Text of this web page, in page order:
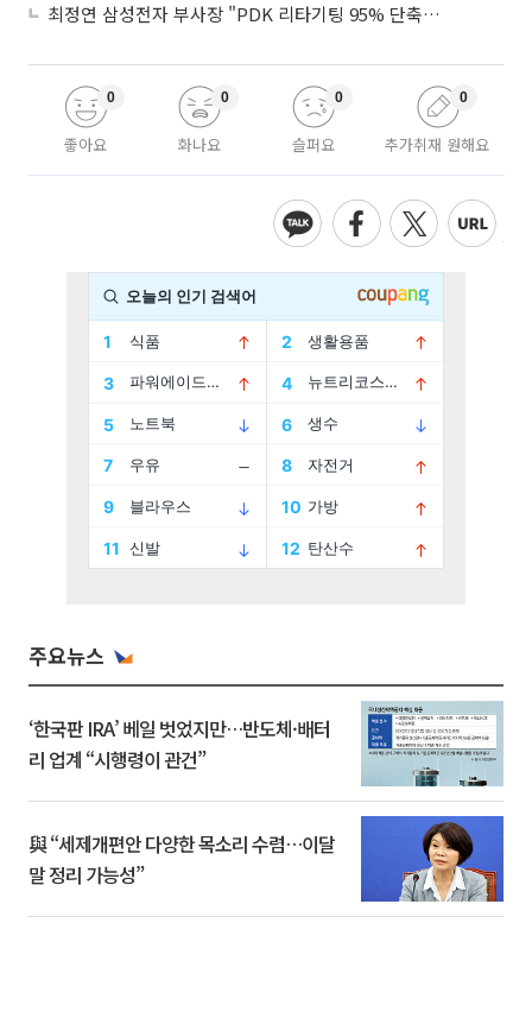
최정연 삼성전자 부사장 "PDK 리타기팅 95% 단축…에이전트 AI 시범 활용"
좋아요
0
화나요
0
슬퍼요
0
추가취재 원해요
0
주요뉴스
‘한국판 IRA’ 베일 벗었지만…반도체·배터
리 업계 “시행령이 관건”
與 “세제개편안 다양한 목소리 수렴…이달
말 정리 가능성”